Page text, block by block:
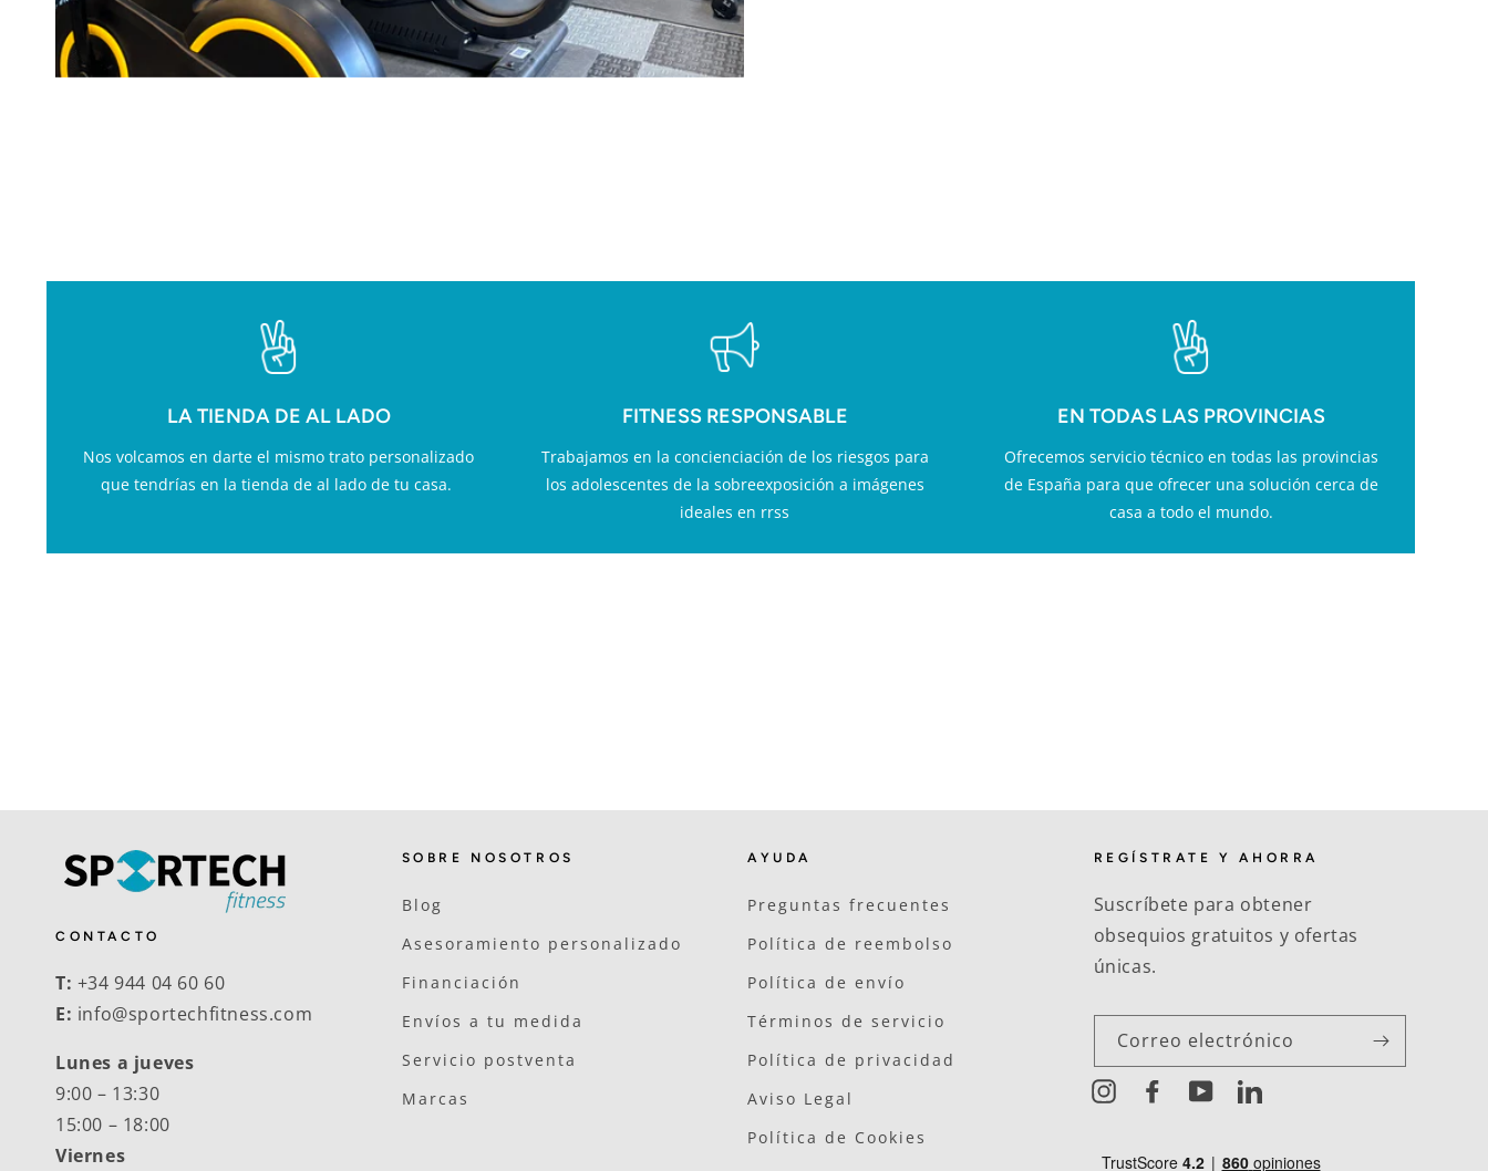
LA TIENDA DE AL LADO
Nos volcamos en darte el mismo trato personalizado
que tendrías en la tienda de al lado de tu casa.
FITNESS RESPONSABLE
Trabajamos en la concienciación de los riesgos para
los adolescentes de la sobreexposición a imágenes
ideales en rrss
EN TODAS LAS PROVINCIAS
Ofrecemos servicio técnico en todas las provincias
de España para que ofrecer una solución cerca de
casa a todo el mundo.
CONTACTO
T: +34 944 04 60 60
E: info@sportechfitness.com
Lunes a jueves
9:00 – 13:30
15:00 – 18:00
Viernes
SOBRE NOSOTROS
Blog
Asesoramiento personalizado
Financiación
Envíos a tu medida
Servicio postventa
Marcas
AYUDA
Preguntas frecuentes
Política de reembolso
Política de envío
Términos de servicio
Política de privacidad
Aviso Legal
Política de Cookies
REGÍSTRATE Y AHORRA
Suscríbete para obtener
obsequios gratuitos y ofertas
únicas.
Correo electrónico
InstagramFacebookYouTubeLinkedIn